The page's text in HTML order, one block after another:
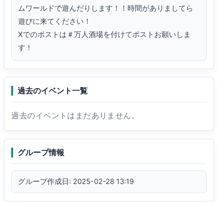
ムワールドで遊んだりします！！時間がありましてら
遊びに来てください！
Xでのポストは＃万人酒場を付けてポストお願いしま
す！
過去のイベント一覧
過去のイベントはまだありません。
グループ情報
グループ作成日: 2025-02-28 13:19